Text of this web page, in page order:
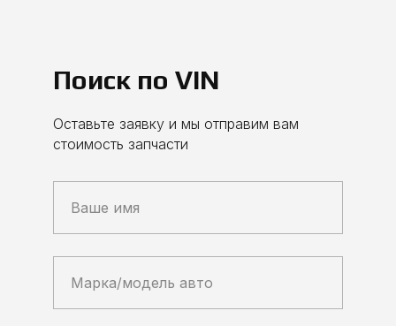
Поиск по VIN
Оставьте заявку и мы отправим вам
стоимость запчасти
Ваше имя
Марка/модель авто